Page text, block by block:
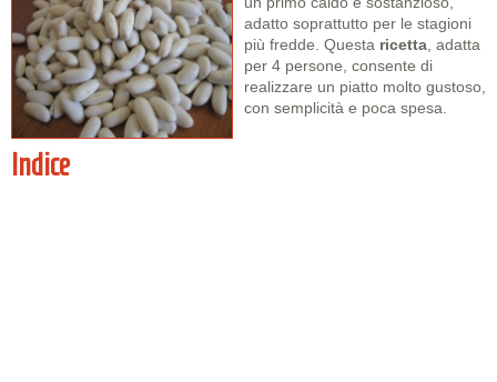
adatto soprattutto per le stagioni
più fredde. Questa ricetta, adatta
per 4 persone, consente di
realizzare un piatto molto gustoso,
con semplicità e poca spesa.
Indice